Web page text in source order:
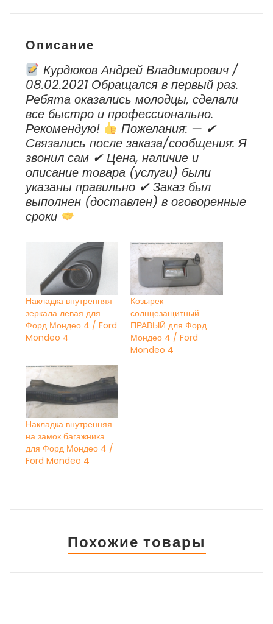
Описание
Курдюков Андрей Владимирович /
08.02.2021 Обращался в первый раз.
Ребята оказались молодцы, сделали
все быстро и профессионально.
Рекомендую!
Пожелания: — ✔
Cвязались после заказа/сообщения: Я
звонил сам ✔ Цена, наличие и
описание товара (услуги) были
указаны правильно ✔ Заказ был
выполнен (доставлен) в оговоренные
сроки
Накладка внутренняя
зеркала левая для
Форд Мондео 4 / Ford
Mondeo 4
Козырек
солнцезащитный
ПРАВЫЙ для Форд
Мондео 4 / Ford
Mondeo 4
Накладка внутренняя
на замок багажника
для Форд Мондео 4 /
Ford Mondeo 4
Похожие товары